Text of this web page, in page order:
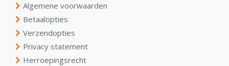
Algemene voorwaarden
Betaalopties
Verzendopties
Privacy statement
Herroepingsrecht